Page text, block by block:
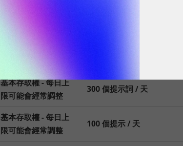
Gemini（未訂閱
一般存取權
基本存取權 - 每日上
限可能會經常調整
300 個提示詞 / 天
基本存取權 - 每日上
限可能會經常調整
100 個提示 / 天